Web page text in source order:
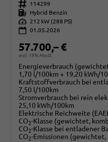
Fahrzeugnr. 114299
Kraftstoff
Hybrid Benzin
Leistung
212 kW (288 PS)
01.05.2026
57.700,– €
incl. 19% MwSt.
Energieverbrauch
1,70 l/100km + 19,20 kWh/
Kraftstoffverbrauch bei
7,50 l/100km
Stromverbrauch bei rein
25,10 kWh/100km
Elektrische Reichweite
CO2-Klasse (gewichtet,
CO2-Klasse bei entladener
CO2-Emissionen